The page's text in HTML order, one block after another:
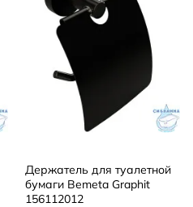
Держатель для туалетной
бумаги Bemeta Graphit
156112012